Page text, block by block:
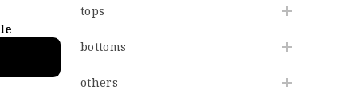
tops
bottoms
others